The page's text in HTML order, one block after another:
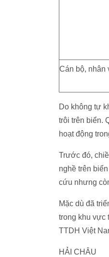
Cán bộ, nhân
Do không tự
trôi trên biển.
hoạt động
Trước đó,
nghề trên
cứu nhưng
Mặc dù đã
trong khu vực
TTDH Việt
HẢI CHÂU